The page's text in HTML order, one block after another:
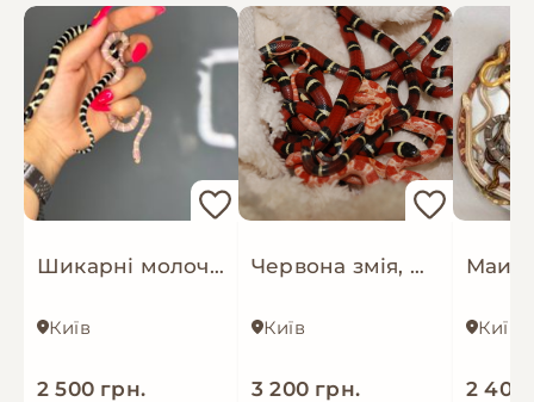
Шикарні молочні змії, каліфорнійська змія, королівська змія
Київ
2 500 грн.
Червона змія, молочна змія Сіналоє, молодняк
Київ
3 200 грн.
Київ
2 400